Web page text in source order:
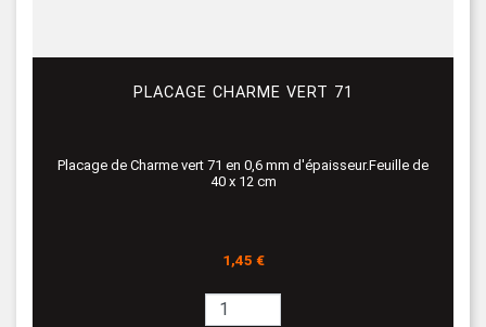
PLACAGE CHARME VERT 71
Placage de Charme vert 71 en 0,6 mm d'épaisseur.Feuille de
40 x 12 cm
Prix
1,45 €